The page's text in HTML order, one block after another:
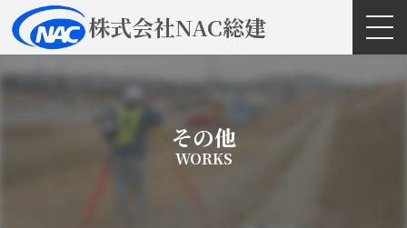
株式会社NAC総建
その他
WORKS